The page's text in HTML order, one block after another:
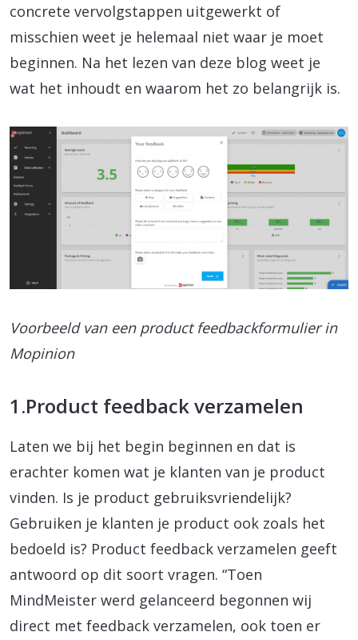
concrete vervolgstappen uitgewerkt of
misschien weet je helemaal niet waar je moet
beginnen. Na het lezen van deze blog weet je
wat het inhoudt en waarom het zo belangrijk is.
Voorbeeld van een product feedbackformulier in
Mopinion
1.Product feedback verzamelen
Laten we bij het begin beginnen en dat is
erachter komen wat je klanten van je product
vinden. Is je product gebruiksvriendelijk?
Gebruiken je klanten je product ook zoals het
bedoeld is? Product feedback verzamelen geeft
antwoord op dit soort vragen. “Toen
MindMeister werd gelanceerd begonnen wij
direct met feedback verzamelen, ook toen er